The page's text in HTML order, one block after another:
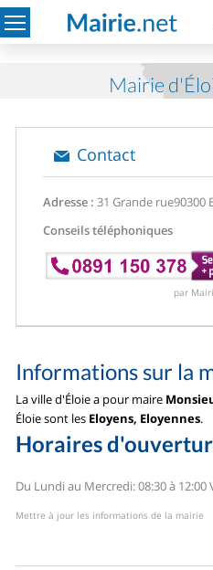
Mairie
Contact
Adresse : 31 Grande rue90300
Conseils téléphoniques
par
Informations sur la
La ville d'Éloie a pour maire
Éloie sont les Eloyens, Eloyennes.
Horaires
Du Lundi au Mercredi: 08:30 à 12:00
Mettre à jour les informations de la mairie